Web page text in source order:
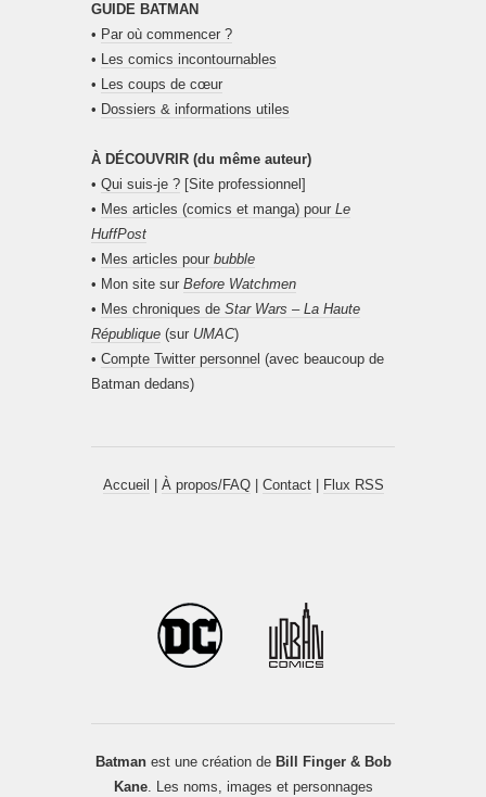
GUIDE BATMAN
• Par où commencer ?
• Les comics incontournables
• Les coups de cœur
• Dossiers & informations utiles
À DÉCOUVRIR (du même auteur)
• Qui suis-je ? [Site professionnel]
• Mes articles (comics et manga) pour Le
HuffPost
• Mes articles pour bubble
• Mon site sur Before Watchmen
• Mes chroniques de Star Wars – La Haute
République (sur UMAC)
• Compte Twitter personnel (avec beaucoup de
Batman dedans)
Accueil À propos/FAQ| Contact| Flux RSS
Batmanest une création de Bill Finger & Bob
Kane. Les noms, images et personnages